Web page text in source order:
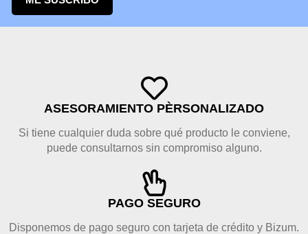
ASESORAMIENTO PÈRSONALIZADO
Si tiene cualquier duda sobre qué producto le conviene,
puede consultarnos sin compromiso alguno.
PAGO SEGURO
Disponemos de pago seguro con tarjeta de crédito y Bizum.